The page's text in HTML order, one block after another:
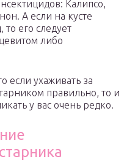
Калипсо,
А если на кусте
его следует
либо
если ухаживать за
правильно, то и
у вас очень редко.